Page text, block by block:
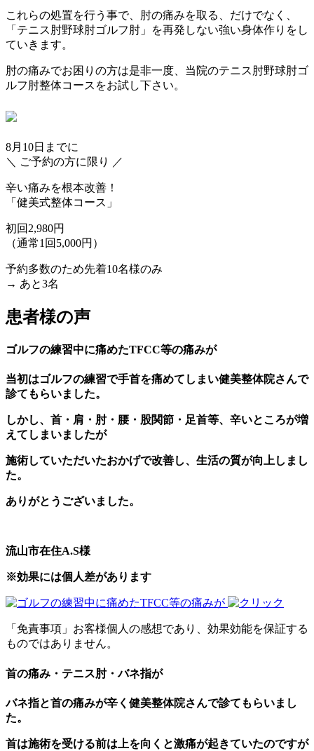
これらの処置を行う事で、肘の痛みを取る、だけでなく、
「テニス肘野球肘ゴルフ肘」を再発しない強い身体作りをし
ていきます。
肘の痛みでお困りの方は是非一度、当院のテニス肘野球肘ゴ
ルフ肘整体コースをお試し下さい。
8月10日 までに
＼ ご予約の方に限り ／
辛い痛みを根本改善！
「健美式整体コース」
初回2,980円
（通常1回5,000円）
予約多数のため先着10名様のみ
→ あと3名
患者様の声
ゴルフの練習中に痛めたTFCC等の痛みが
当初はゴルフの練習で手首を痛めてしまい健美整体院さんで
診てもらいました。
しかし、首・肩・肘・腰・股関節・足首等、辛いところが増
えてしまいましたが
施術していただいたおかげで改善し、生活の質が向上しまし
た。
ありがとうございました。
流山市在住A.S様
※効果には個人差があります
「免責事項」お客様個人の感想であり、効果効能を保証する
ものではありません。
首の痛み・テニス肘・バネ指が
バネ指と首の痛みが辛く健美整体院さんで診てもらいまし
た。
首は施術を受ける前は上を向くと激痛が起きていたのですが